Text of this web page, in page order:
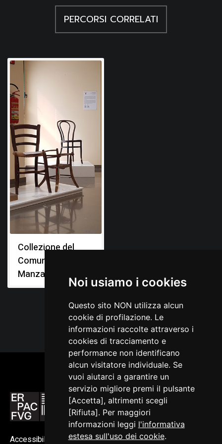
Noi usiamo i cookies
Questo sito NON utilizza alcun
cookie di profilazione. Le
informazioni raccolte attraverso i
cookies di tracciamento e
performance non identificano
alcun visitatore individuale. Se
vuoi aiutarci a garantire un
servizio migliore premi il pulsante
[Accetta], altrimenti scegli
[Rifiuta]. Per maggiori
informazioni leggi l'informativa
estesa sull'uso dei cookie.
PERCORSI CORRELATI
Collezione del
Comune di
Manzano
Accessibilità